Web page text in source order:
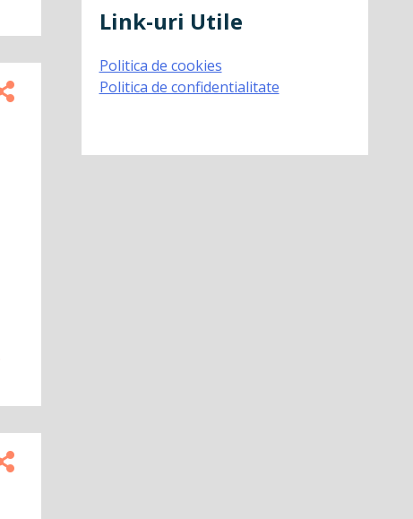
Link-uri Utile
Politica de cookies
Politica de confidentialitate